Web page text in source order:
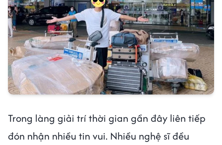
Trong làng giải trí thời gian gần đây liên tiếp
đón nhận nhiều tin vui. Nhiều nghệ sĩ đều